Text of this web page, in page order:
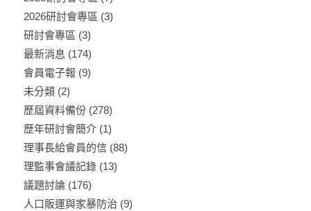
2026研討會專區 (3)
研討會專區 (3)
最新消息 (174)
會員電子報 (9)
未分類(2)
歷屆資料備份(278)
歷年研討會簡介(1)
理事長給會員的信(88)
理監事會議記錄(13)
議題討論(176)
人口販運與家暴防治 (9)